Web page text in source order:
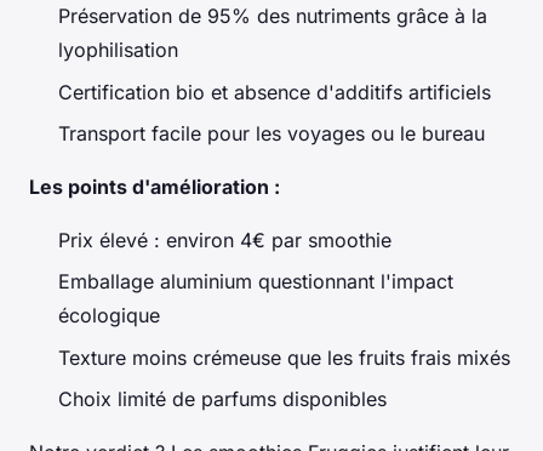
Préservation de 95% des nutriments grâce à la
lyophilisation
Certification bio et absence d'additifs artificiels
Transport facile pour les voyages ou le bureau
Les points d'amélioration :
Prix élevé : environ 4€ par smoothie
Emballage aluminium questionnant l'impact
écologique
Texture moins crémeuse que les fruits frais mixés
Choix limité de parfums disponibles